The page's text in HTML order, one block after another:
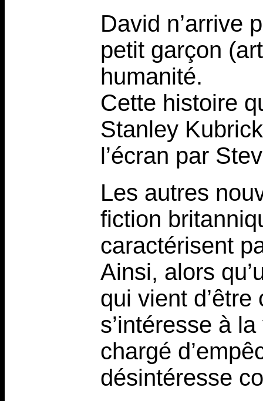
David n’arrive
petit garçon
humanité.
Cette histoire
Stanley
l’écran par
Les autres
fiction
caractérisent
Ainsi, alors
qui vient
s’intéresse à
chargé
désintéresse